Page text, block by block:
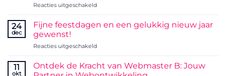
Reacties uitgeschakeldvoor
en
AI:
krachtige
maar
geen
24
dec
Fijne feestdagen en een gelukkig nieuw jaar
gewenst!
Reacties uitgeschakeldvoor
feestdagen
en
11
okt
Ontdek de Kracht van Webmaster B: Jouw